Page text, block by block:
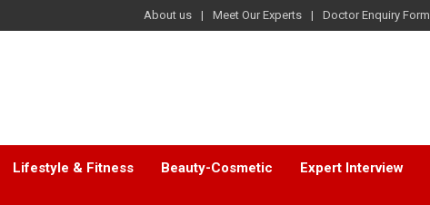
About us Meet Our Experts Doctor Enquiry Form
Lifestyle & Fitness Beauty-Cosmetic Expert Interview